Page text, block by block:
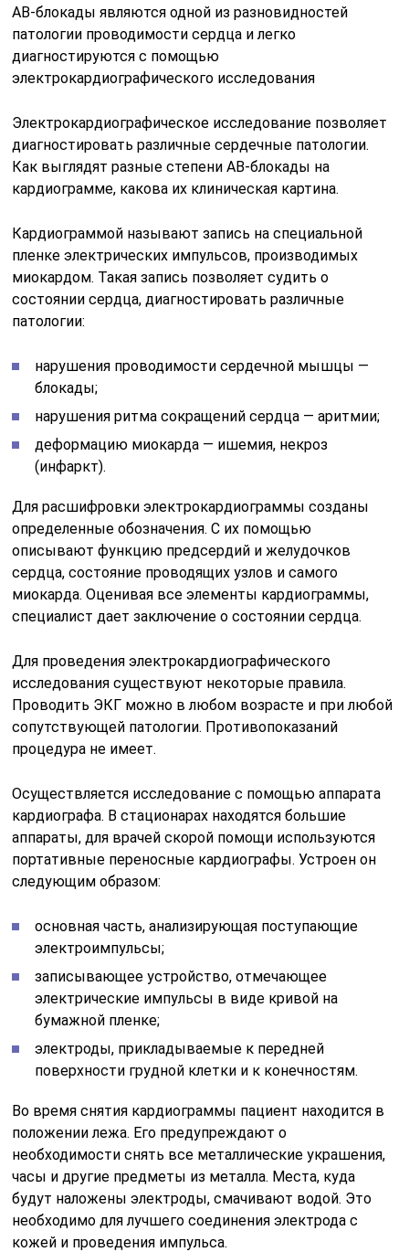
АВ-блокады являются одной из разновидностей
патологии проводимости сердца и легко
диагностируются с помощью
электрокардиографического исследования
Электрокардиографическое исследование позволяет
диагностировать различные сердечные патологии.
Как выглядят разные степени АВ-блокады на
кардиограмме, какова их клиническая картина.
Кардиограммой называют запись на специальной
пленке электрических импульсов, производимых
миокардом. Такая запись позволяет судить о
состоянии сердца, диагностировать различные
патологии:
нарушения проводимости сердечной мышцы —
блокады;
нарушения ритма сокращений сердца — аритмии;
деформацию миокарда — ишемия, некроз
(инфаркт).
Для расшифровки электрокардиограммы созданы
определенные обозначения. С их помощью
описывают функцию предсердий и желудочков
сердца, состояние проводящих узлов и самого
миокарда. Оценивая все элементы кардиограммы,
специалист дает заключение о состоянии сердца.
Для проведения электрокардиографического
исследования существуют некоторые правила.
Проводить ЭКГ можно в любом возрасте и при любой
сопутствующей патологии. Противопоказаний
процедура не имеет.
Осуществляется исследование с помощью аппарата
кардиографа. В стационарах находятся большие
аппараты, для врачей скорой помощи используются
портативные переносные кардиографы. Устроен он
следующим образом:
основная часть, анализирующая поступающие
электроимпульсы;
записывающее устройство, отмечающее
электрические импульсы в виде кривой на
бумажной пленке;
электроды, прикладываемые к передней
поверхности грудной клетки и к конечностям.
Во время снятия кардиограммы пациент находится в
положении лежа. Его предупреждают о
необходимости снять все металлические украшения,
часы и другие предметы из металла. Места, куда
будут наложены электроды, смачивают водой. Это
необходимо для лучшего соединения электрода с
кожей и проведения импульса.